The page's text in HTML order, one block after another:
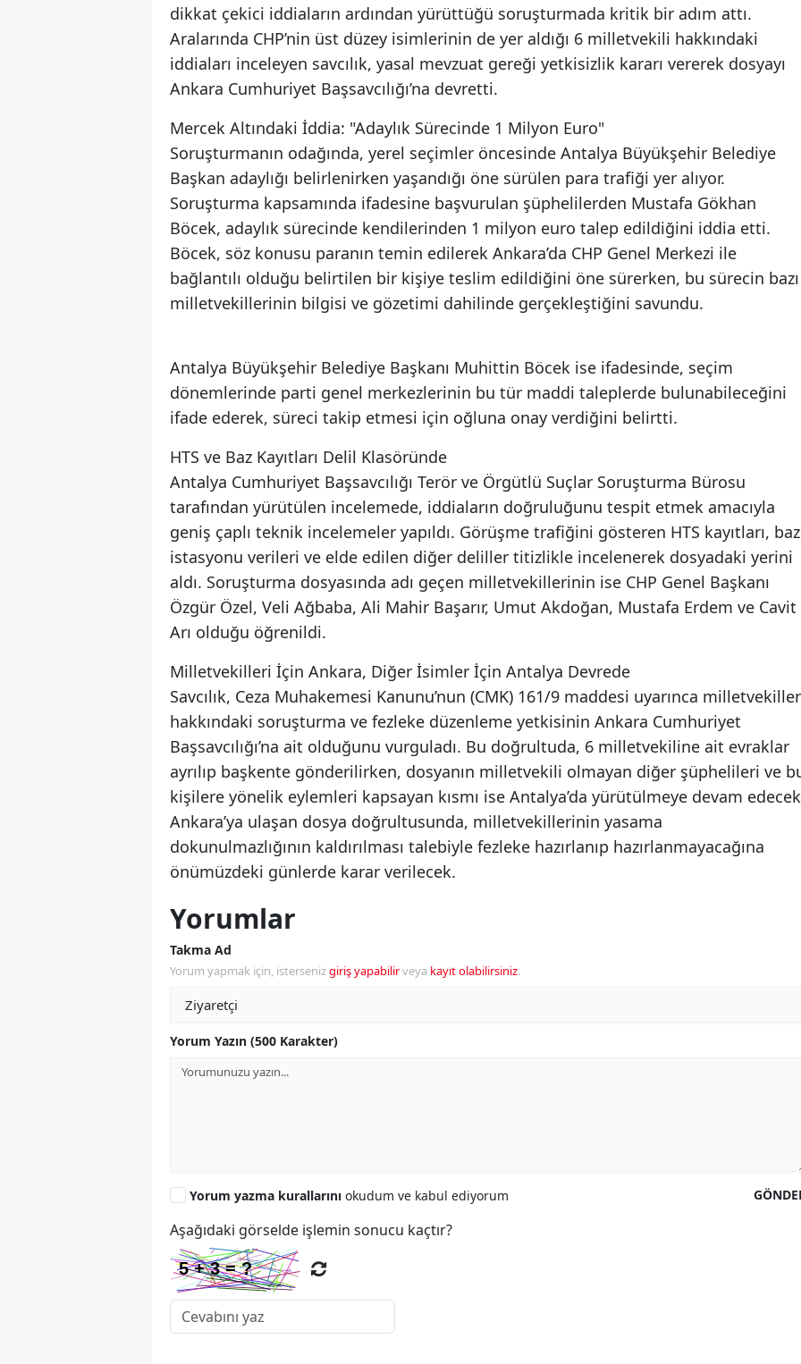
dikkat çekici iddiaların ardından yürüttüğü soruşturmada kritik bir adım attı.
Aralarında CHP’nin üst düzey isimlerinin de yer aldığı 6 milletvekili hakkındaki
iddiaları inceleyen savcılık, yasal mevzuat gereği yetkisizlik kararı vererek dosyayı
Ankara Cumhuriyet Başsavcılığı’na devretti.
Mercek Altındaki İddia: "Adaylık Sürecinde 1 Milyon Euro"
Soruşturmanın odağında, yerel seçimler öncesinde Antalya Büyükşehir Belediye
Başkan adaylığı belirlenirken yaşandığı öne sürülen para trafiği yer alıyor.
Soruşturma kapsamında ifadesine başvurulan şüphelilerden Mustafa Gökhan
Böcek, adaylık sürecinde kendilerinden 1 milyon euro talep edildiğini iddia etti.
Böcek, söz konusu paranın temin edilerek Ankara’da CHP Genel Merkezi ile
bağlantılı olduğu belirtilen bir kişiye teslim edildiğini öne sürerken, bu sürecin bazı
milletvekillerinin bilgisi ve gözetimi dahilinde gerçekleştiğini savundu.
Antalya Büyükşehir Belediye Başkanı Muhittin Böcek ise ifadesinde, seçim
dönemlerinde parti genel merkezlerinin bu tür maddi taleplerde bulunabileceğini
ifade ederek, süreci takip etmesi için oğluna onay verdiğini belirtti.
HTS ve Baz Kayıtları Delil Klasöründe
Antalya Cumhuriyet Başsavcılığı Terör ve Örgütlü Suçlar Soruşturma Bürosu
tarafından yürütülen incelemede, iddiaların doğruluğunu tespit etmek amacıyla
geniş çaplı teknik incelemeler yapıldı. Görüşme trafiğini gösteren HTS kayıtları, baz
istasyonu verileri ve elde edilen diğer deliller titizlikle incelenerek dosyadaki yerini
aldı. Soruşturma dosyasında adı geçen milletvekillerinin ise CHP Genel Başkanı
Özgür Özel, Veli Ağbaba, Ali Mahir Başarır, Umut Akdoğan, Mustafa Erdem ve Cavit
Arı olduğu öğrenildi.
Milletvekilleri İçin Ankara, Diğer İsimler İçin Antalya Devrede
Savcılık, Ceza Muhakemesi Kanunu’nun (CMK) 161/9 maddesi uyarınca
hakkındaki soruşturma ve fezleke düzenleme yetkisinin Ankara Cumhuriyet
Başsavcılığı’na ait olduğunu vurguladı. Bu doğrultuda, 6 milletvekiline ait evraklar
ayrılıp başkente gönderilirken, dosyanın milletvekili olmayan diğer şüphelileri ve
kişilere yönelik eylemleri kapsayan kısmı ise Antalya’da yürütülmeye devam
Ankara’ya ulaşan dosya doğrultusunda, milletvekillerinin yasama
dokunulmazlığının kaldırılması talebiyle fezleke hazırlanıp hazırlanmayacağına
önümüzdeki günlerde karar verilecek.
Yorumlar
Takma Ad
Yorum yapmak için, istersenizgiriş yapabilirveya kayıt olabilirsiniz.
Yorum Yazın (500 Karakter)
Yorum yazma kurallarını okudum ve kabul ediyorum
Aşağıdaki görselde işlemin sonucu kaçtır?